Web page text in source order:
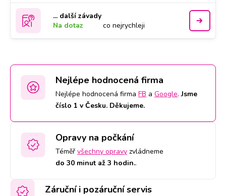
... další závady
Na dotaz
co nejrychleji
Nejlépe hodnocená firma
Nejlépe hodnocená firma FB a Google.Jsme
číslo 1 v Česku. Děkujeme.
Opravy na počkání
Téměř všechny opravy zvládneme
do 30 minut až 3 hodin..
Záruční i pozáruční servis